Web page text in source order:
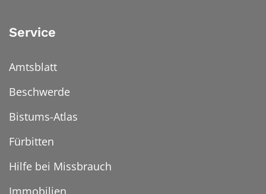
Service
Amtsblatt
Beschwerde
Bistums-Atlas
Fürbitten
Hilfe bei Missbrauch
Immobilien